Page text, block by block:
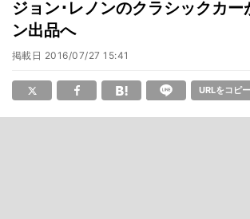
ジョン･レノンのクラシックカー
ン出品へ
掲載日 2016/07/27 15:41
URLをコピー